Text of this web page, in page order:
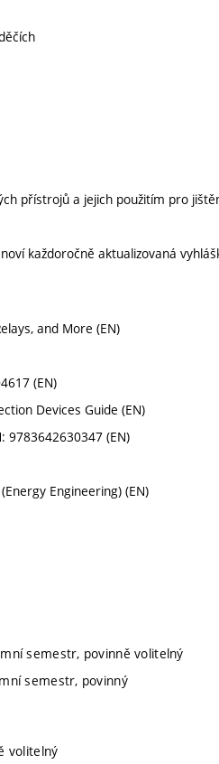
přístrojů a jejich použitím pro
každoročně aktualizovaná
and More (EN)
(EN)
Devices Guide (EN)
9783642630347 (EN)
Engineering) (EN)
semestr, povinně volitelný
semestr, povinný
volitelný